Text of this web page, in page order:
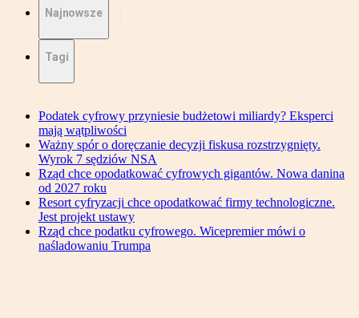
Najnowsze
Tagi
Podatek cyfrowy przyniesie budżetowi miliardy? Eksperci
mają wątpliwości
Ważny spór o doręczanie decyzji fiskusa rozstrzygnięty.
Wyrok 7 sędziów NSA
Rząd chce opodatkować cyfrowych gigantów. Nowa danina
od 2027 roku
Resort cyfryzacji chce opodatkować firmy technologiczne.
Jest projekt ustawy
Rząd chce podatku cyfrowego. Wicepremier mówi o
naśladowaniu Trumpa